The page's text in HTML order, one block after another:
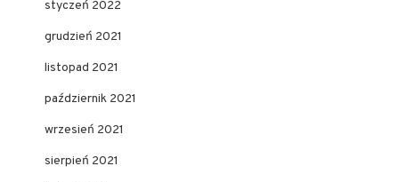
styczeń 2022
grudzień 2021
listopad 2021
październik 2021
wrzesień 2021
sierpień 2021